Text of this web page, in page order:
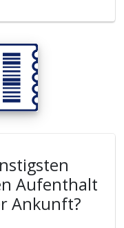
Aufenthalt
Ankunft?